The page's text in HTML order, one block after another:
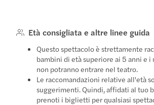
Età consigliata e altre linee guida
Questo spettacolo è strettamente
bambini di età superiore ai 5 anni e
non potranno entrare nel teatro.
Le raccomandazioni relative all'età
suggerimenti. Quindi, affidati al tuo
prenoti i biglietti per qualsiasi